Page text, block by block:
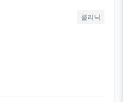
클리닉